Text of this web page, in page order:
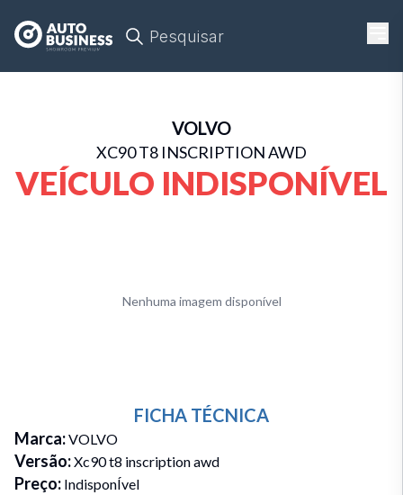
Pesquisar
VOLVO
XC90 T8 INSCRIPTION AWD
VEÍCULO INDISPONÍVEL
Nenhuma imagem disponível
FICHA TÉCNICA
Marca:VOLVO
Versão:Xc90 t8 inscription awd
Preço: IndisponÍvel